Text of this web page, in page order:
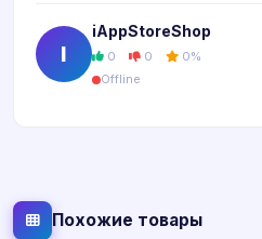
I
iAppStoreShop
0 0 0%
Offline
Похожие товары